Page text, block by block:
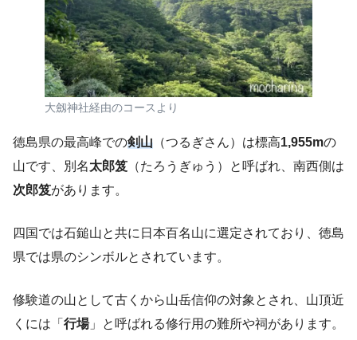
大劔神社経由のコースより
徳島県の最高峰での剣山 （つるぎさん）は標高1,955mの
山です、別名太郎笈 （たろうぎゅう）と呼ばれ、南西側は
次郎笈があります。
四国では石鎚山と共に日本百名山に選定されており、徳島
県では県のシンボルとされています。
修験道の山として古くから山岳信仰の対象とされ、山頂近
くには「 行場」と呼ばれる修行用の難所や祠があります。